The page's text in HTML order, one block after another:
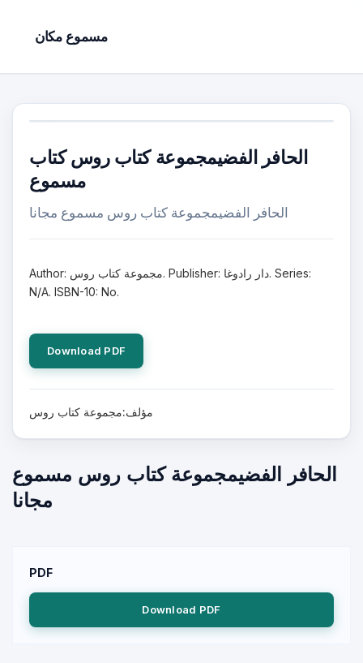
مسموع مكان
الحافر الفضيمجموعة كتاب روس كتاب
مسموع
الحافر الفضيمجموعة كتاب روس مسموع مجانا
Author: مجموعة كتاب روس. Publisher: دار رادوغا. Series:
N/A. ISBN-10: No.
Download PDF
مؤلف:مجموعة كتاب روس
الحافر الفضيمجموعة كتاب روس مسموع
مجانا
PDF
Download PDF